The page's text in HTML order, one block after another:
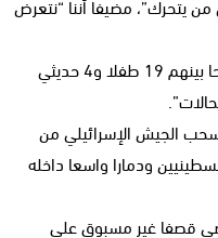
ولفت إلى أن “المستشفى يضم 120 جريحا بينهم 19 طفلا و4 حديثي
انسحب الجيش الإسرائيلي من
ودمارا واسعا داخله
قصفا غير مسبوق على